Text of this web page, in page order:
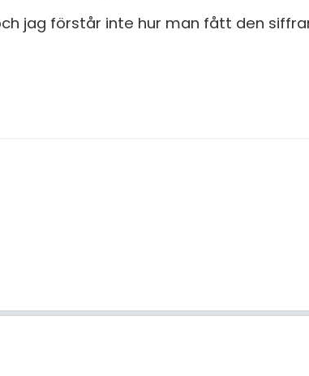
jag förstår inte hur man fått den